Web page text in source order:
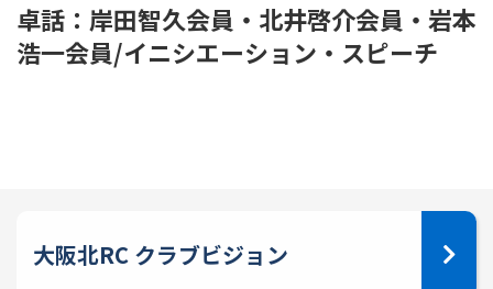
卓話：岸田智久会員・北井啓介会員・岩本
浩一会員/イニシエーション・スピーチ
大阪北RC クラブビジョン